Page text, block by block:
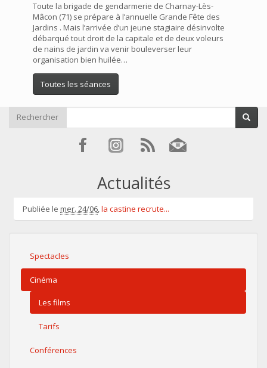
Toute la brigade de gendarmerie de Charnay-Lès-
Mâcon (71) se prépare à l’annuelle Grande Fête des
Jardins . Mais l’arrivée d’un jeune stagiaire désinvolte
débarqué tout droit de la capitale et de deux voleurs
de nains de jardin va venir bouleverser leur
organisation bien huilée…
Toutes les séances
Rechercher
Actualités
Publiée le mer. 24/06,la castine recrute...
Spectacles
Cinéma
Les films
Tarifs
Conférences